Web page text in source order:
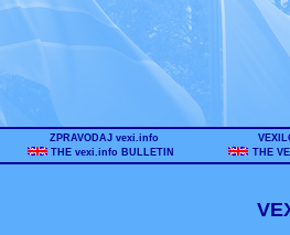
ZPRAVODAJ vexi.info
THE vexi.info BULLETIN
THE